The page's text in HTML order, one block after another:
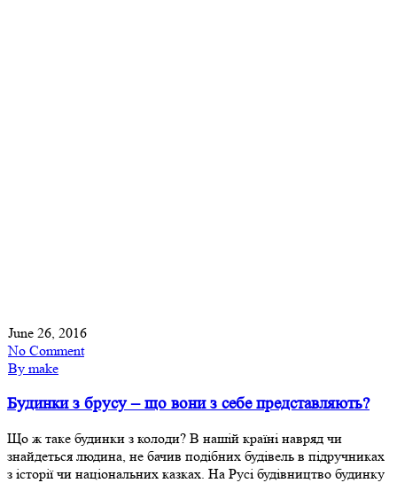
June 26, 2016
No Comment
By make
Будинки з брусу – що вони з себе представляють?
Що ж таке будинки з колоди? В нашій країні навряд чи
знайдеться людина, не бачив подібних будівель в підручниках
з історії чи національних казках. На Русі будівництво будинку